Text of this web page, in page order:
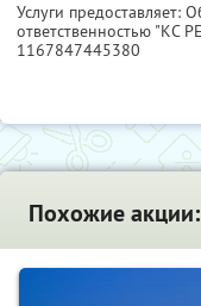
Услуги предоставляет:
ответственностью "КС
1167847445380
Похожие акции: